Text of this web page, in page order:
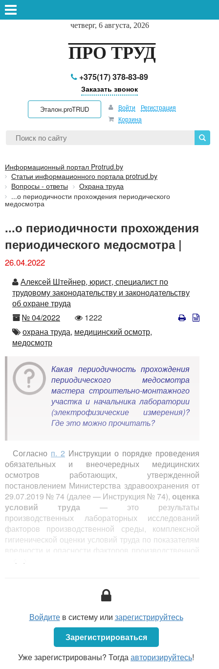
четверг, 6 августа, 2026
ПРО ТРУД
+375(17) 378-83-89
Заказать звонок
Эталон.proTRUD Войти
Регистрация
Корзина
Информационный портал Protrud.by
Статьи информационного портала protrud.by
Вопросы - ответы
Охрана труда
...о периодичности прохождения периодического
медосмотра
...о периодичности прохождения
периодического медосмотра |
26.04.2022
Автор
Алексей Штейнер, юрист, специалист по
трудовому законодательству и законодательству
об охране труда
Номер
№ 04/2022
Количество
просмотров
1222
Автор
охрана труда, медицинский осмотр,
медосмотр
Какая периодичность прохождения
периодического медосмотра
мастера строительно-монтажного
участка и начальника лаборатории
(электрофизические измерения)?
Где это можно прочитать?
Согласно п. 2 Инструкции о порядке проведения
обязательных и внеочередных медицинских
осмотров работающих, утвержденной
постановлением Министерства здравоохранения от
29.07.2019 № 74 (далее — Инструкция № 74), оценка
условий труда — это результаты
производственных лабораторных исследований
факторов производственной среды, комплексной
гигиенической оценки условий труда по показателям
вредности и опасности факторов производственной
среды и трудового процесса и (или) аттестации
Войдитев систему или зарегистрируйтесь
Зарегистрироваться
Уже зарегистрированы? Тогдаавторизируйтесь!